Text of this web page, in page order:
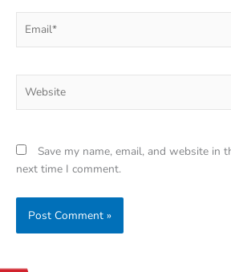
Save my name, email, and website in
next time I comment.